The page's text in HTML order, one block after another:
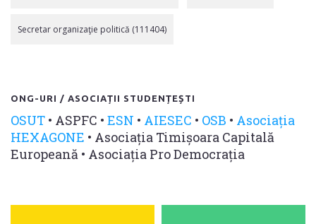
Secretar organizaţie politică (111404)
ONG-URI / ASOCIAȚII STUDENȚEȘTI
OSUT • ASPFC • ESN • AIESEC • OSB • Asociația
HEXAGONE • Asociația Timișoara Capitală
Europeană • Asociația Pro Democrația